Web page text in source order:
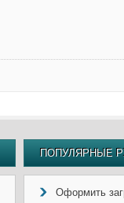
ПОПУЛЯРНЫЕ
Оформить